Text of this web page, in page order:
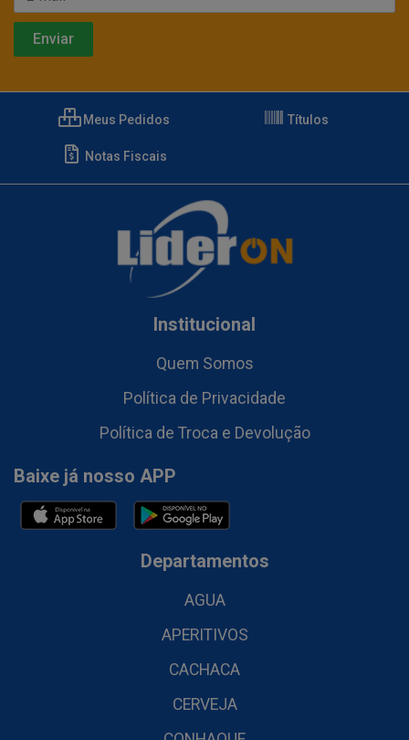
Meus Pedidos Títulos
Notas Fiscais
Institucional
Quem Somos
Política de Privacidade
Política de Troca e Devolução
Baixe já nosso APP
Departamentos
AGUA
APERITIVOS
CACHACA
CERVEJA